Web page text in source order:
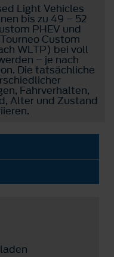
Light Vehicles
bis zu 49 – 52
PHEV und
Custom
WLTP) bei voll
– je nach
Die tatsächliche
Fahrverhalten,
Alter und Zustand